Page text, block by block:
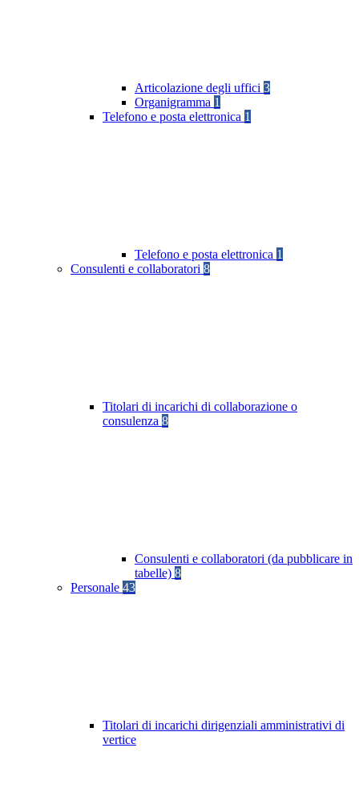
Articolazione degli uffici 3
Organigramma 1
Telefono e posta elettronica 1
Telefono e posta elettronica 1
Consulenti e collaboratori 8
Titolari di incarichi di collaborazione o
consulenza 8
Consulenti e collaboratori (da pubblicare in
tabelle) 8
Personale 43
Titolari di incarichi dirigenziali amministrativi di
vertice